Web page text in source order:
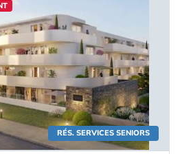
RÉS. SERVICES SENIORS